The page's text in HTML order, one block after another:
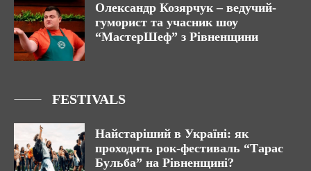
Олександр Козярчук – ведучий-
гуморист та учасник шоу
“МастерШеф” з Рівненщини
FESTIVALS
Найстаріший в Україні: як
проходить рок-фестиваль “Тарас
Бульба” на Рівненщині?